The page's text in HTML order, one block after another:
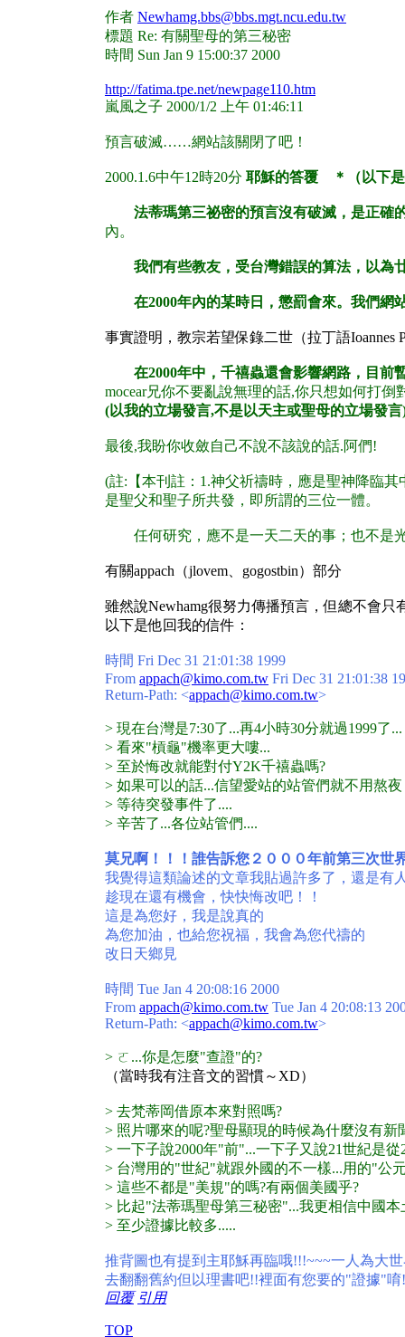
作者 Newhamg.bbs@bbs.mgt.ncu.edu.tw
標題 Re: 有關聖母的第三秘密
時間 Sun Jan 9 15:00:37 2000
http://fatima.tpe.net/newpage110.htm
嵐風之子 2000/1/2 上午 01:46:11
預言破滅……網站該關閉了吧！
2000.1.6中午12時20分 耶穌的答覆 ＊（以下是
法蒂瑪第三祕密的預言沒有破滅，是正確的
內。
我們有些教友，受台灣錯誤的算法，以為廿
在2000年內的某時日，懲罰會來。我們網站
事實證明，教宗若望保錄二世（拉丁語Ioannes
在2000年中，千禧蟲還會影響網路，目前暫
mocear兄你不要亂說無理的話,你只想如何打倒
(以我的立場發言,不是以天主或聖母的立場發言
最後,我盼你收斂自己不說不該說的話.阿們!
(註:【本刊註：1.神父祈禱時，應是聖神降臨
是聖父和聖子所共發，即所謂的三位一體。
任何研究，應不是一天二天的事；也不是光
有關appach（jlovem、gogostbin）部分
雖然說Newhamg很努力傳播預言，但總不會
以下是他回我的信件：
時間 Fri Dec 31 21:01:38 1999
From appach@kimo.com.tw Fri Dec 31 21:01:38
Return-Path: <appach@kimo.com.tw>
> 現在台灣是7:30了...再4小時30分就過1999了...
> 看來"槓龜"機率更大嘍...
> 至於悔改就能對付Y2K千禧蟲嗎?
> 如果可以的話...信望愛站的站管們就不用熬夜
> 等待突發事件了....
> 辛苦了...各位站管們....
莫兄啊！！！誰告訴您２０００年前第三次世
我覺得這類論述的文章我貼過許多了，還是有
趁現在還有機會，快快悔改吧！！
這是為您好，我是說真的
為您加油，也給您祝福，我會為您代禱的
改日天鄉見
時間 Tue Jan 4 20:08:16 2000
From appach@kimo.com.tw Tue Jan 4 20:08:13
Return-Path: <appach@kimo.com.tw>
> ㄛ...你是怎麼"查證"的?
（當時我有注音文的習慣～XD）
> 去梵蒂岡借原本來對照嗎?
> 照片哪來的呢?聖母顯現的時候為什麼沒有新
> 一下子說2000年"前"...一下子又說21世紀是
> 台灣用的"世紀"就跟外國的不一樣...用的"公
> 這些不都是"美規"的嗎?有兩個美國乎?
> 比起"法蒂瑪聖母第三秘密"...我更相信中國
> 至少證據比較多.....
推背圖也有提到主耶穌再臨哦!!!~~~一人為大
去翻翻舊約但以理書吧!!裡面有您要的"證據"唷
回覆 引用
TOP